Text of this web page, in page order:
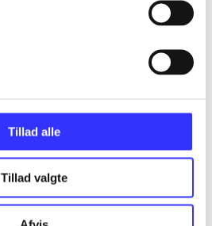
Tillad alle
Tillad valgte